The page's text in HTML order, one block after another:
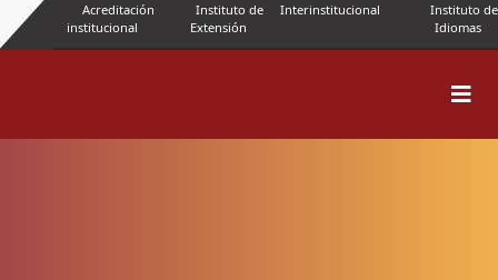
Acreditación
institucional
Instituto de
Extensión
Interinstitucional
Instituto de
Idiomas